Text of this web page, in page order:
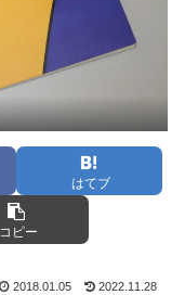
はてブ
コピー
2018.01.05 2022.11.28